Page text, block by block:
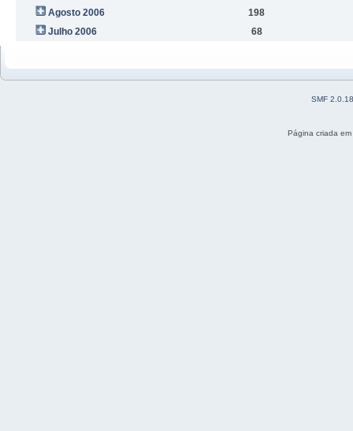
Agosto 2006
198
Julho 2006
68
SMF 2.0.18
Página criada